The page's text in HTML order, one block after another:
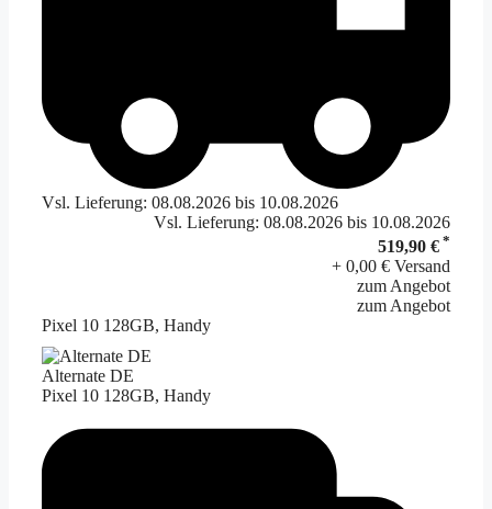
Vsl. Lieferung: 08.08.2026 bis 10.08.2026
Vsl. Lieferung: 08.08.2026 bis 10.08.2026
519,90 € *
+ 0,00 € Versand
zum Angebot
zum Angebot
Pixel 10 128GB, Handy
Alternate DE
Pixel 10 128GB, Handy